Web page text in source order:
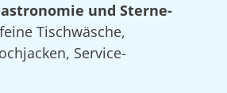
und Sterne-
feine Tischwäsche,
Service-